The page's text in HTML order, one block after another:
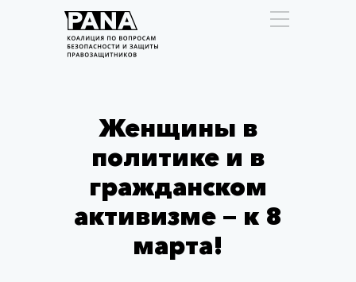
Женщины в
политике и в
гражданском
активизме — к 8
марта!